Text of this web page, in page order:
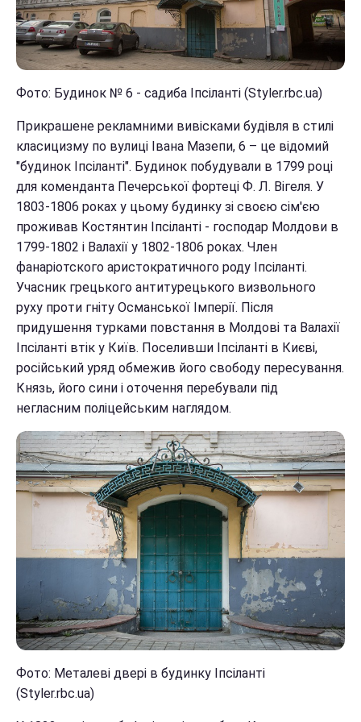
Фото: Будинок № 6 - садиба Іпсіланті (Styler.rbc.ua)
Прикрашене рекламними вивісками будівля в стилі
класицизму по вулиці Івана Мазепи, 6 – це відомий
"будинок Іпсіланті". Будинок побудували в 1799 році
для коменданта Печерської фортеці Ф. Л. Вігеля. У
1803-1806 роках у цьому будинку зі своєю сім'єю
проживав Костянтин Іпсіланті - господар Молдови в
1799-1802 і Валахії у 1802-1806 роках. Член
фанаріотского аристократичного роду Іпсіланті.
Учасник грецького антитурецького визвольного
руху проти гніту Османської Імперії. Після
придушення турками повстання в Молдові та Валахії
Іпсіланті втік у Київ. Поселивши Іпсіланті в Києві,
російський уряд обмежив його свободу пересування.
Князь, його сини і оточення перебували під
негласним поліцейським наглядом.
Фото: Металеві двері в будинку Іпсіланті
(Styler.rbc.ua)